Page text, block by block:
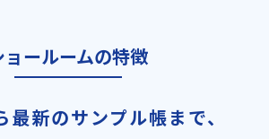
ョールームの特徴
最新のサンプル帳まで、